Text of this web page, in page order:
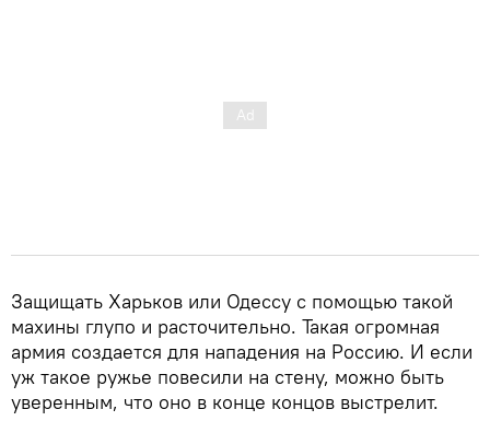
Защищать Харьков или Одессу с помощью такой
махины глупо и расточительно. Такая огромная
армия создается для нападения на Россию. И если
уж такое ружье повесили на стену, можно быть
уверенным, что оно в конце концов выстрелит.